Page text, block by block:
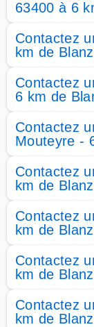
63400 à 6
Contactez
km de
Contactez
6 km de
Contactez
Mouteyre -
Contactez
km de
Contactez
km de
Contactez
km de
Contactez
km de